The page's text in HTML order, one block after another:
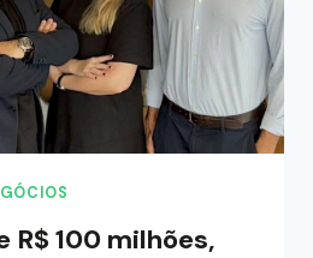
R$ 100 milhões,